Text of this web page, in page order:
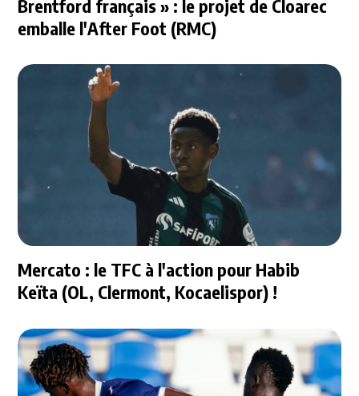
Brentford français » : le projet de Cloarec
emballe l'After Foot (RMC)
Mercato : le TFC à l'action pour Habib
Keïta (OL, Clermont, Kocaelispor) !